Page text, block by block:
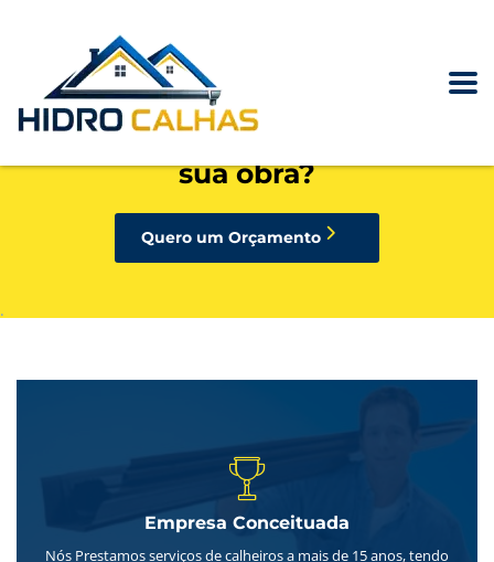
precisando de calhas, rufos,
pingadeiras ou condutores para
sua obra?
Quero um Orçamento
.
Empresa Conceituada
Nós Prestamos serviços de calheiros a mais de 15 anos, tendo